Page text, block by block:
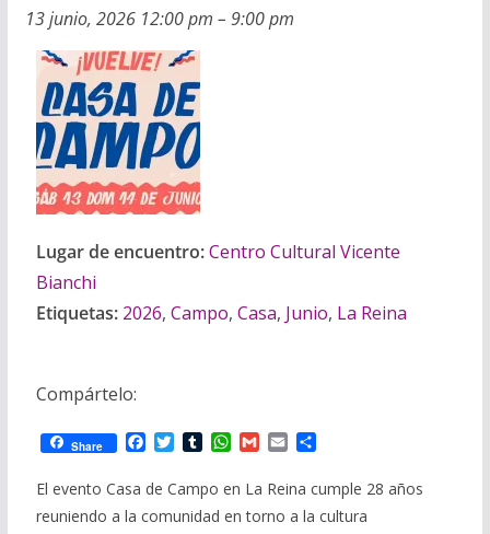
13 junio, 2026 12:00 pm – 9:00 pm
Lugar de encuentro:Centro Cultural Vicente
Bianchi
Etiquetas: 2026, Campo, Casa, Junio, La Reina
Compártelo:
Share
F
c
e
b
T
i
t
t
T
m
b
l
W
a
t
s
G
a
i
l
E
a
i
l
C
m
p
a
El evento Casa de Campo en La Reina cumple 28 años
reuniendo a la comunidad en torno a la cultura